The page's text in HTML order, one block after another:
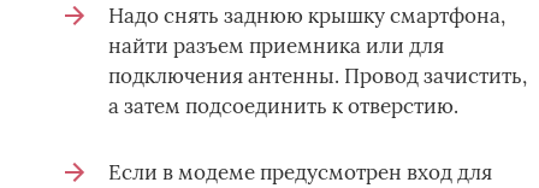
Надо снять заднюю крышку смартфона,
найти разъем приемника или для
подключения антенны. Провод зачистить,
а затем подсоединить к отверстию.
Если в модеме предусмотрен вход для